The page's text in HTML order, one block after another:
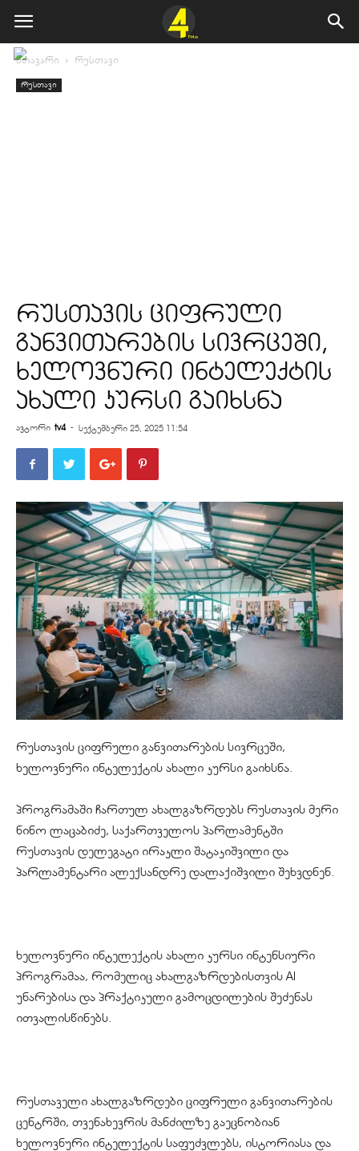
მთავარი რუსთავი
რუსთავი
რუსთავის ციფრული
განვითარების სივრცეში,
ხელოვნური ინტელექტის
ახალი კურსი გაიხსნა
ავტორი tv4 - სექტემბერი 25, 2025 11:54
რუსთავის ციფრული განვითარების სივრცეში,
ხელოვნური ინტელექტის ახალი კურსი გაიხსნა.
პროგრამაში ჩართულ ახალგაზრდებს რუსთავის მერი
ნინო ლაცაბიძე, საქართველოს პარლამენტში
რუსთავის დელეგატი ირაკლი შატაკიშვილი და
პარლამენტარი ალექსანდრე დალაქიშვილი შეხვდნენ.
ხელოვნური ინტელექტის ახალი კურსი ინტენსიური
პროგრამაა, რომელიც ახალგაზრდებისთვის AI
უნარებისა და პრაქტიკული გამოცდილების შეძენას
ითვალისწინებს.
რუსთაველი ახალგაზრდები ციფრული განვითარების
ცენტრში, თვენახევრის მანძილზე გაეცნობიან
ხელოვნური ინტელექტის საფუძვლებს, ისტორიასა და